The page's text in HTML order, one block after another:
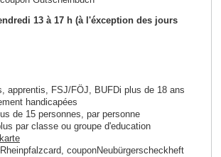
13 à 17 h (à l'éxception des jours
apprentis, FSJ/FÖJ, BUFDi plus de 18 ans
handicapées
de 15 personnes, par personne
par classe ou groupe d'education
couponNeubürgerscheckheft